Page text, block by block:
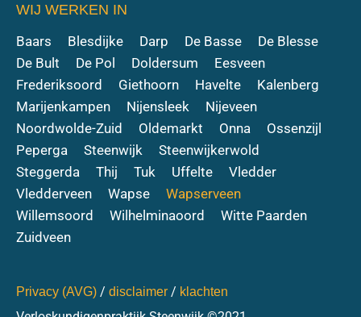
WIJ WERKEN IN
Baars
Blesdijke Darp De Basse
De Blesse
De Bult
De Pol Doldersum
Eesveen
Frederiksoord
Giethoorn Havelte
Kalenberg
Marijenkampen
Nijensleek
Nijeveen
Noordwolde-Zuid
Oldemarkt Onna
Ossenzijl
Peperga
Steenwijk
Steenwijkerwold
Steggerda
Thij Tuk Uffelte
Vledder
Vledderveen
Wapse
Wapserveen
Willemsoord
Wilhelminaoord
Witte Paarden
Zuidveen
Privacy (AVG) / disclaimer / klachten